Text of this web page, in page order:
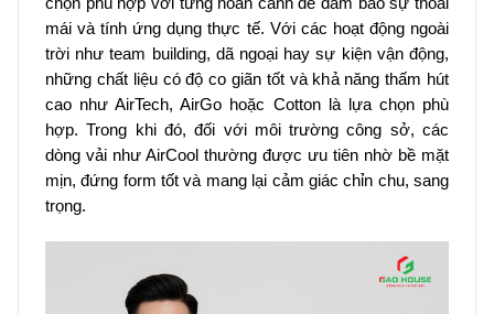
mái và tính ứng dụng thực tế. Với các hoạt động ngoài
trời như team building, dã ngoại hay sự kiện vận động,
những chất liệu có độ co giãn tốt và khả năng thấm hút
cao như AirTech, AirGo hoặc Cotton là lựa chọn phù
hợp. Trong khi đó, đối với môi trường công sở, các
dòng vải như AirCool thường được ưu tiên nhờ bề mặt
mịn, đứng form tốt và mang lại cảm giác chỉn chu, sang
trọng.